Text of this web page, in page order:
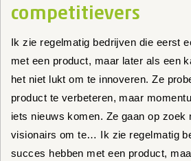
competitievers
Ik zie regelmatig bedrijven die eerst
met een product, maar later als een
het niet lukt om te innoveren. Ze
product te verbeteren, maar
iets nieuws komen. Ze gaan op zoek
visionairs om te… Ik zie regelmatig
succes hebben met een product,